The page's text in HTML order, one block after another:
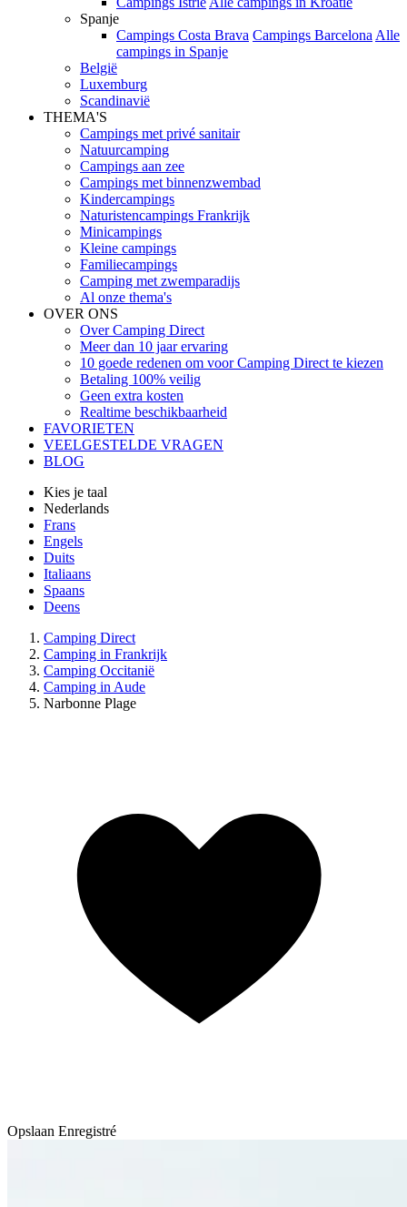
Spanje
Campings Costa Brava Campings Barcelona Alle
campings in Spanje
België
Luxemburg
Scandinavië
THEMA'S
Campings met privé sanitair
Natuurcamping
Campings aan zee
Campings met binnenzwembad
Kindercampings
Naturistencampings Frankrijk
Minicampings
Kleine campings
Familiecampings
Camping met zwemparadijs
Al onze thema's
OVER ONS
Over Camping Direct
Meer dan 10 jaar ervaring
10 goede redenen om voor Camping Direct te kiezen
Betaling 100% veilig
Geen extra kosten
Realtime beschikbaarheid
FAVORIETEN
VEELGESTELDE VRAGEN
BLOG
Kies je taal
Nederlands
Frans
Engels
Duits
Italiaans
Spaans
Deens
Camping Direct
Camping in Frankrijk
Camping Occitanië
Camping in Aude
Narbonne Plage
Opslaan Enregistré